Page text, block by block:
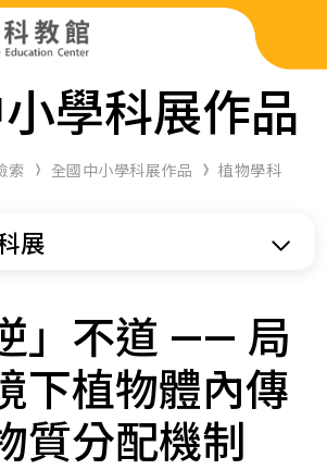
學科展作品
索 全國中小學科展作品 植物學科
展
」不道 —— 局
下植物體內傳
質分配機制